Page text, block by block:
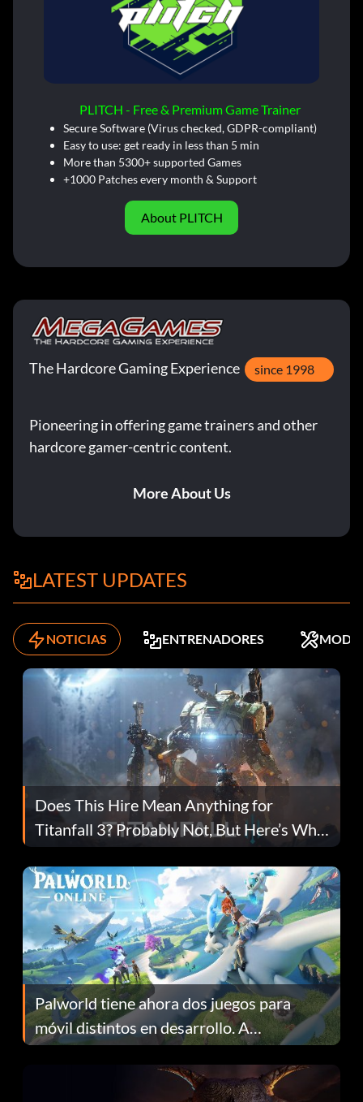
PLITCH - Free & Premium Game Trainer
Secure Software (Virus checked, GDPR-compliant)
Easy to use: get ready in less than 5 min
More than 5300+ supported Games
+1000 Patches every month & Support
About PLITCH
The Hardcore Gaming Experience since 1998
Pioneering in offering game trainers and other
hardcore gamer-centric content.
More About Us
LATEST UPDATES
NOTICIAS ENTRENADORES MODS
Does This Hire Mean Anything for
Titanfall 3? Probably Not, But Here’s Why
Fans Are Hopeful
Palworld tiene ahora dos juegos para
móvil distintos en desarrollo. A
continuación te explicamos por qué.